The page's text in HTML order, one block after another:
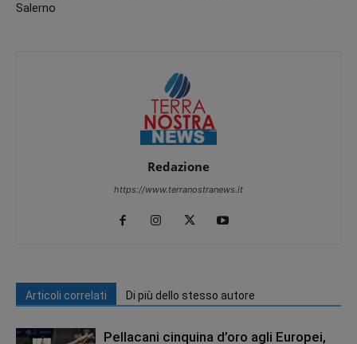
Salerno
Redazione
https://www.terranostranews.it
Articoli correlati Di più dello stesso autore
Pellacani cinquina d’oro agli Europei,